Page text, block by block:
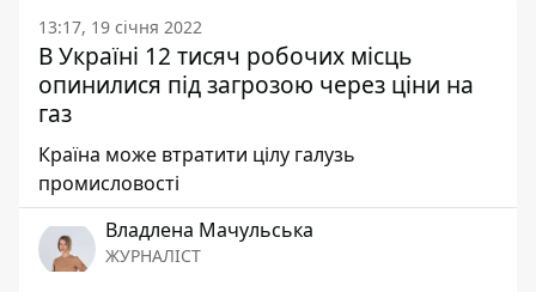
13:17, 19 січня 2022
В Україні 12 тисяч робочих місць
опинилися під загрозою через ціни на
газ
Країна може втратити цілу галузь
промисловості
Владлена Мачульська
ЖУРНАЛІСТ